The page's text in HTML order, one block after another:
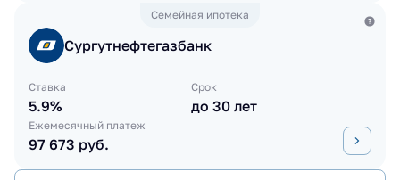
Семейная ипотека
Сургутнефтегазбанк
Ставка
5.9%
Срок
до 30 лет
Ежемесячный платеж
97 673 руб.